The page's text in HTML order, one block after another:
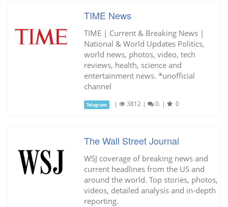
TIME News
TIME | Current & Breaking News |
National & World Updates Politics,
world news, photos, video, tech
reviews, health, science and
entertainment news. *unofficial
channel
Telegram | 3812 | 0. | 0
The Wall Street Journal
WSJ coverage of breaking news and
current headlines from the US and
around the world. Top stories, photos,
videos, detailed analysis and in-depth
reporting.